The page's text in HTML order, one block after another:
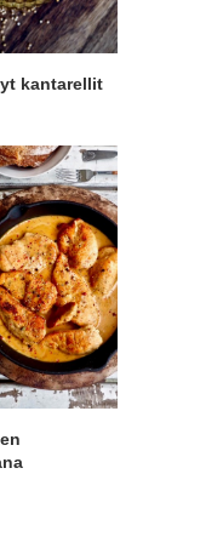
kantarellit